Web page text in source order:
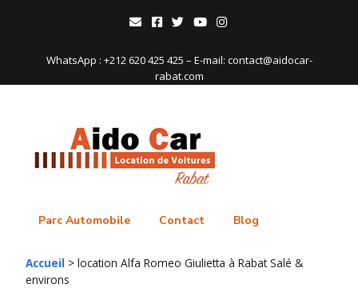
WhatsApp : +212 620 425 425 – E-mail: contact@aidocar-
rabat.com
Parc Automobile Contact Blog
Accueil > location Alfa Romeo Giulietta à Rabat Salé &
environs